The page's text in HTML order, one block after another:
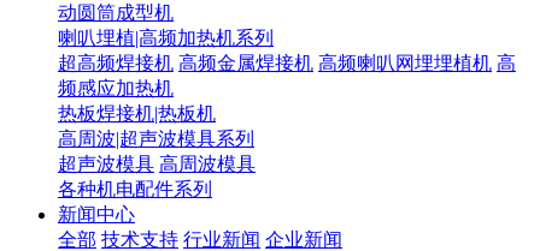
动圆筒成型机
喇叭埋植|高频加热机系列
超高频焊接机 高频金属焊接机 高频喇叭网埋埋植机 高
频感应加热机
热板焊接机|热板机
高周波|超声波模具系列
超声波模具 高周波模具
各种机电配件系列
新闻中心
全部 技术支持 行业新闻 企业新闻